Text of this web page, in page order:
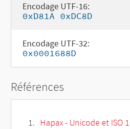
Encodage UTF-16:
0xD81A 0xDC8D
Encodage UTF-32:
0x0001688D
Références
Hapax - Unicode et ISO